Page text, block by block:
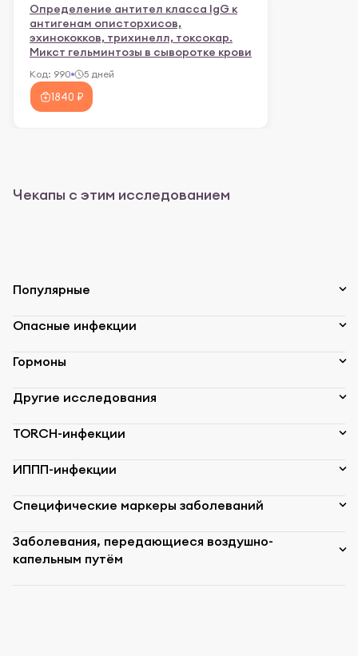
Определение антител класса IgG к
антигенам описторхисов,
эхинококков, трихинелл, токсокар.
Микст гельминтозы в сыворотке крови
Код: 990 5 дней
1840 ₽
Чекапы с этим исследованием
Популярные
Опасные инфекции
Гормоны
Другие исследования
TORCH-инфекции
ИППП-инфекции
Специфические маркеры заболеваний
Заболевания, передающиеся воздушно-
капельным путём